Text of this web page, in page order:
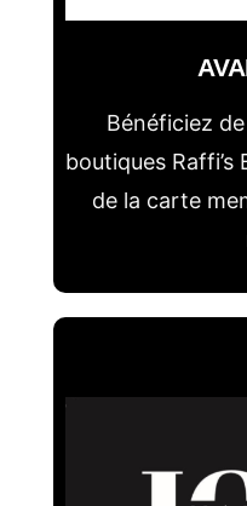
Bénéficiez
boutiques
de la carte